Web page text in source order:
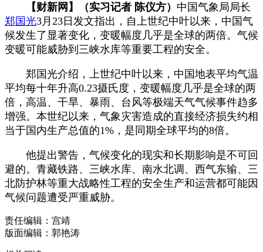
【财新网】（实习记者 陈仪方） 中国气象局局长
郑国光3月23日发文指出，自上世纪中叶以来，中国气
候发生了显著变化，变暖幅度几乎是全球的两倍。气候
变暖可能威胁到三峡水库等重要工程的安全。
郑国光介绍，上世纪中叶以来，中国地表平均气温
平均每十年升高0.23摄氏度，变暖幅度几乎是全球的两
倍，高温、干旱、暴雨、台风等极端天气气候事件趋多
增强。本世纪以来，气象灾害造成的直接经济损失约相
当于国内生产总值的1%，是同期全球平均的8倍。
他提出警告，气候变化的现实和长期影响是不可回
避的。青藏铁路、三峡水库、南水北调、西气东输、三
北防护林等重大战略性工程的安全生产和运营都可能因
气候问题遭受严重威胁。
责任编辑：宫靖
版面编辑：郭艳涛